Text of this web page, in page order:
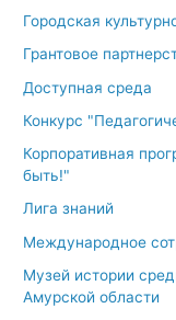
Городская
Грантовое
Доступная среда
Конкурс
Корпоративная
быть!"
Лига знаний
Международное
Музей истории
Амурской области